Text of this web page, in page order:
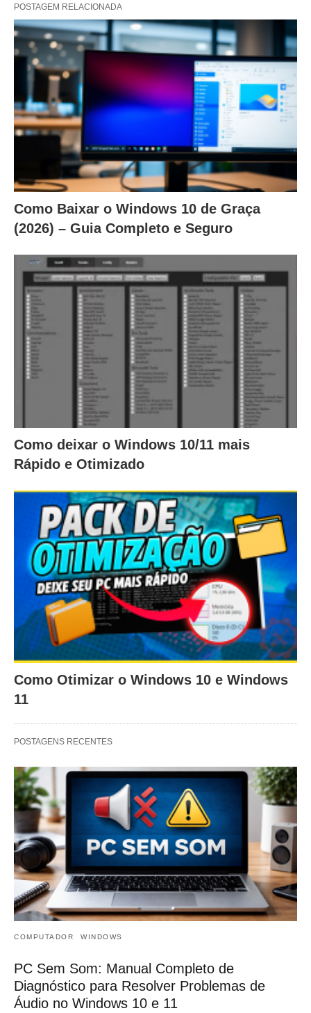
POSTAGEM RELACIONADA
Como Baixar o Windows 10 de Graça
(2026) – Guia Completo e Seguro
Como deixar o Windows 10/11 mais
Rápido e Otimizado
Como Otimizar o Windows 10 e Windows
11
POSTAGENS RECENTES
COMPUTADOR WINDOWS
PC Sem Som: Manual Completo de
Diagnóstico para Resolver Problemas de
Áudio no Windows 10 e 11